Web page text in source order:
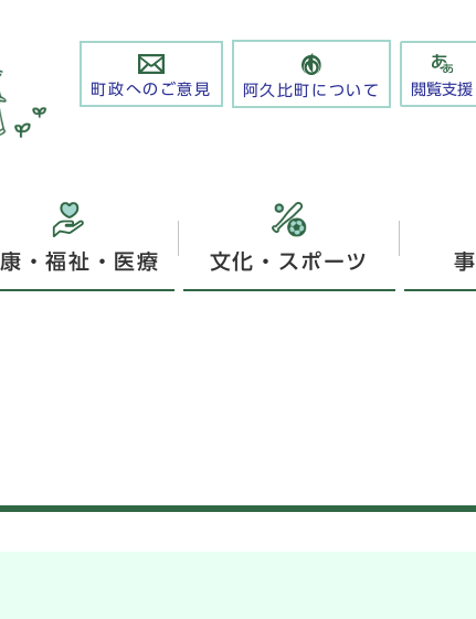
町政へのご意見 阿久比町について 閲覧支援
・福祉・医療 文化・スポーツ